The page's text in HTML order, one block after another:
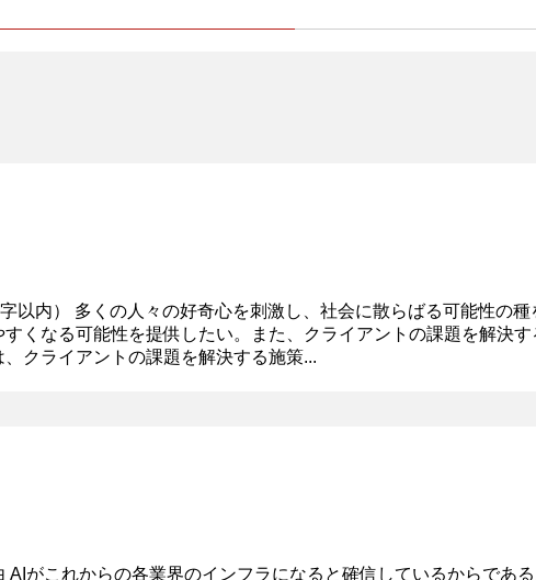
以内） 多くの人々の好奇心を刺激し、社会に散らばる可能性の
くなる可能性を提供したい。また、クライアントの課題を解決
クライアントの課題を解決する施策...
AIがこれからの各業界のインフラになると確信しているからであ